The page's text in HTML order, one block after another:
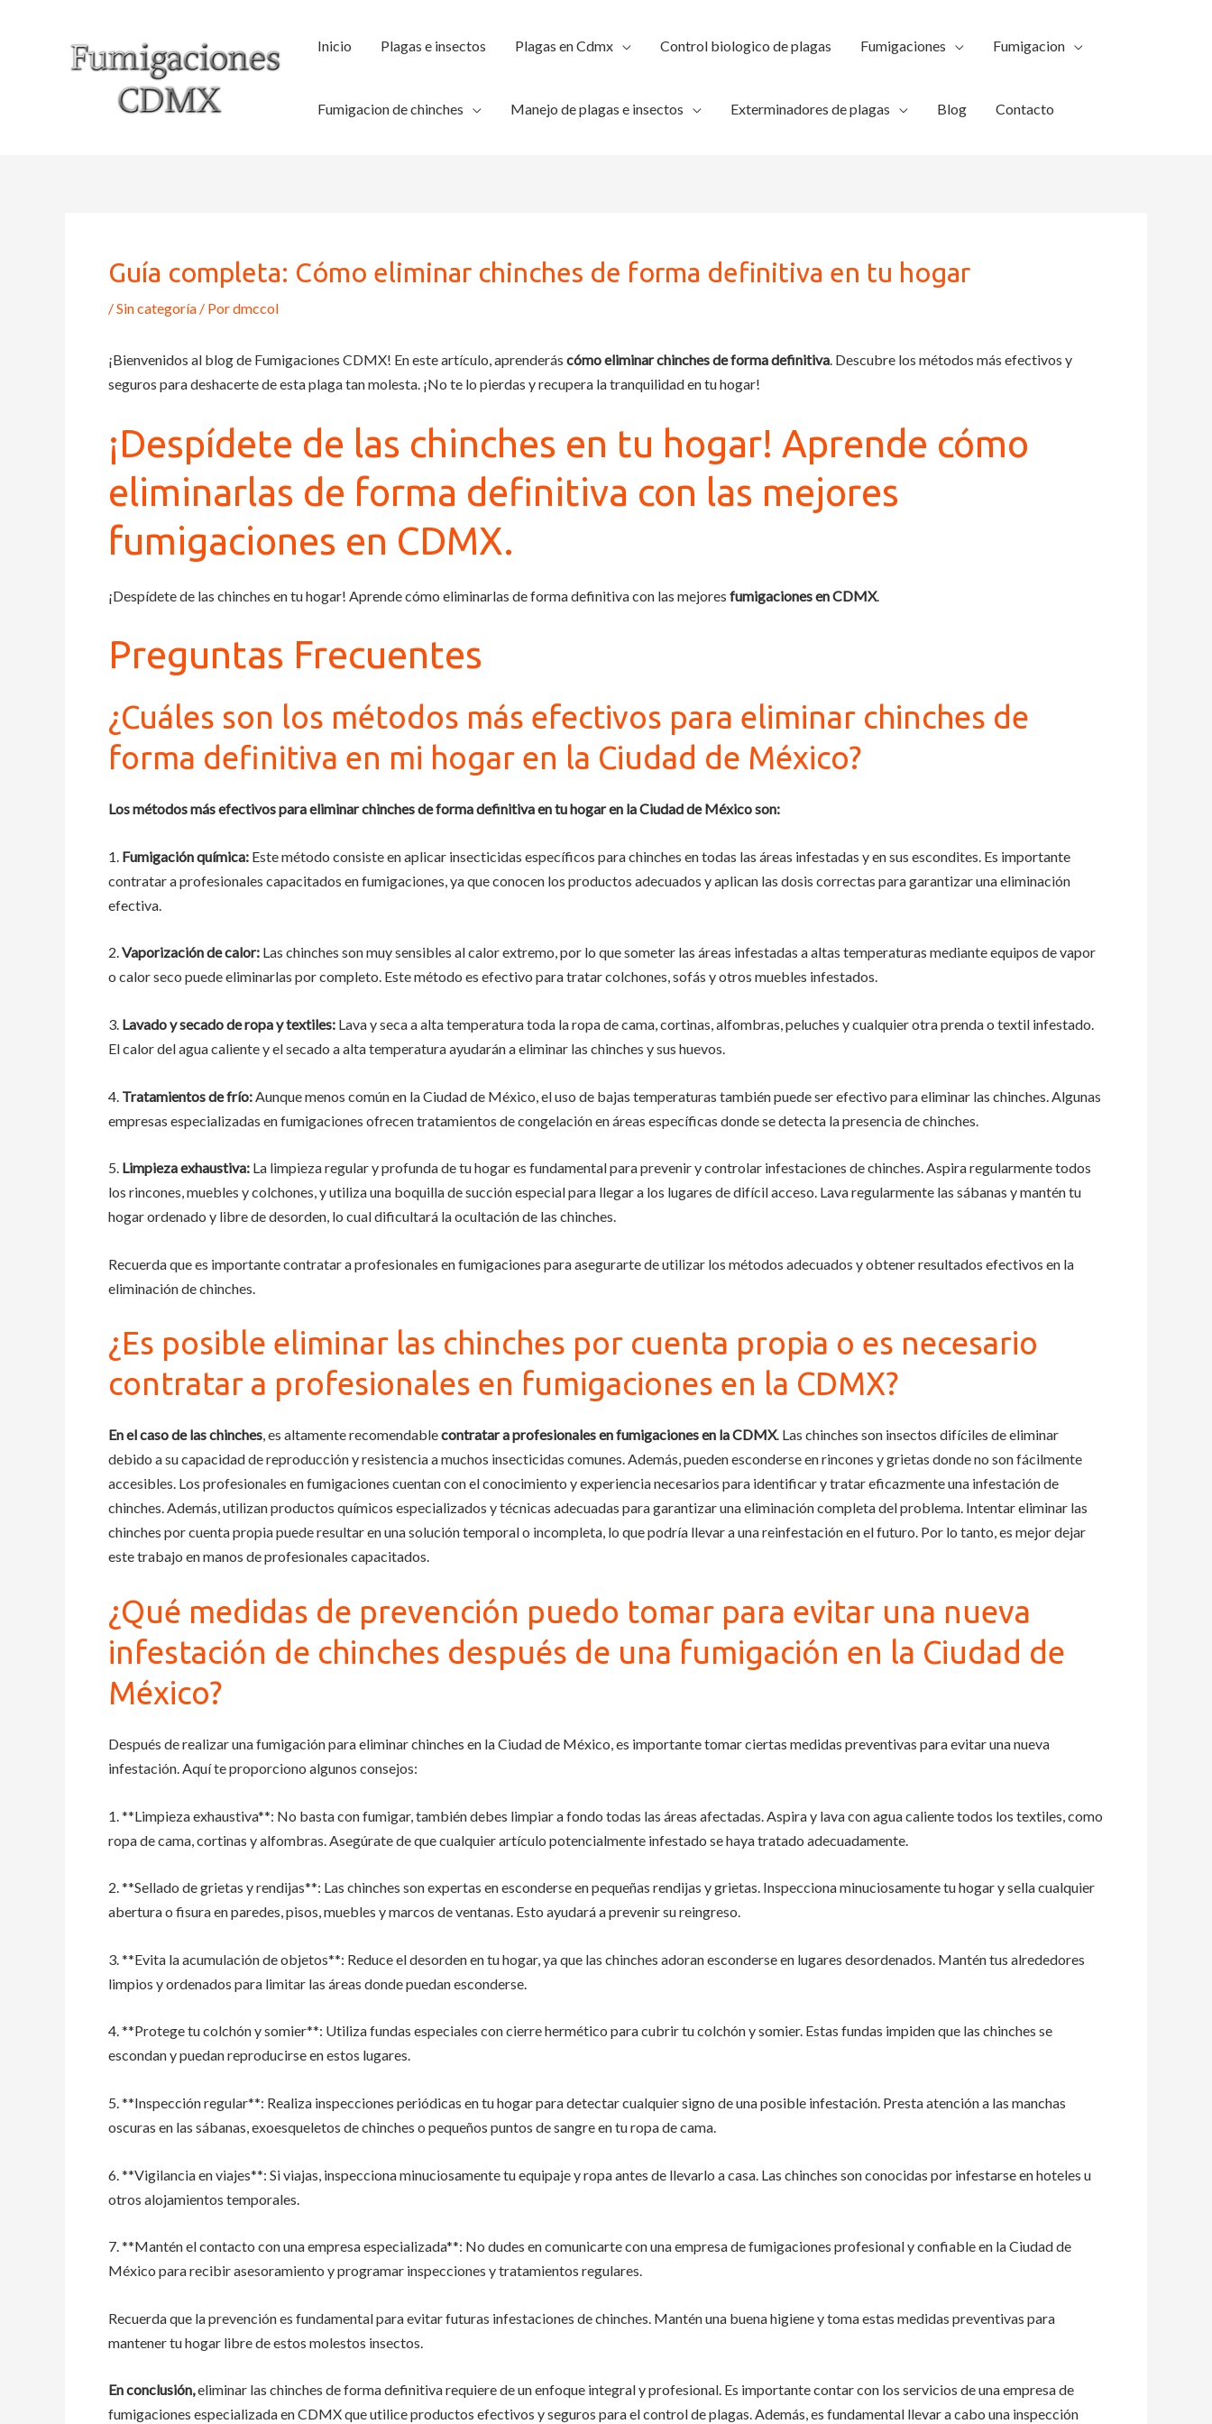
Inicio Plagas e insectos Plagas en Cdmx Control biologico de plagas Fumigaciones Fumigacion
Fumigacion de chinches Manejo de plagas e insectos Exterminadores de plagas Blog Contacto
Guía completa: Cómo eliminar chinches de forma definitiva en tu hogar
/Sin categoría / Pordmccol
¡Bienvenidos al blog de Fumigaciones CDMX! En este artículo, aprenderás cómo eliminar chinches de forma definitiva. Descubre los métodos más efectivos y
seguros para deshacerte de esta plaga tan molesta. ¡No te lo pierdas y recupera la tranquilidad en tu hogar!
¡Despídete de las chinches en tu hogar! Aprende cómo
eliminarlas de forma definitiva con las mejores
fumigaciones en CDMX.
¡Despídete de las chinches en tu hogar! Aprende cómo eliminarlas de forma definitiva con las mejores fumigaciones en CDMX.
Preguntas Frecuentes
¿Cuáles son los métodos más efectivos para eliminar chinches de
forma definitiva en mi hogar en la Ciudad de México?
Los métodos más efectivos para eliminar chinches de forma definitiva en tu hogar en la Ciudad de México son:
1. Fumigación química: Este método consiste en aplicar insecticidas específicos para chinches en todas las áreas infestadas y en sus escondites. Es importante
contratar a profesionales capacitados en fumigaciones, ya que conocen los productos adecuados y aplican las dosis correctas para garantizar una eliminación
efectiva.
2.Vaporización de calor: Las chinches son muy sensibles al calor extremo, por lo que someter las áreas infestadas a altas temperaturas mediante equipos de vapor
o calor seco puede eliminarlas por completo. Este método es efectivo para tratar colchones, sofás y otros muebles infestados.
3. Lavado y secado de ropa y textiles: Lava y seca a alta temperatura toda la ropa de cama, cortinas, alfombras, peluches y cualquier otra prenda o textil infestado.
El calor del agua caliente y el secado a alta temperatura ayudarán a eliminar las chinches y sus huevos.
4. Tratamientos de frío: Aunque menos común en la Ciudad de México, el uso de bajas temperaturas también puede ser efectivo para eliminar las chinches. Algunas
empresas especializadas en fumigaciones ofrecen tratamientos de congelación en áreas específicas donde se detecta la presencia de chinches.
5. Limpieza exhaustiva: La limpieza regular y profunda de tu hogar es fundamental para prevenir y controlar infestaciones de chinches. Aspira regularmente todos
los rincones, muebles y colchones, y utiliza una boquilla de succión especial para llegar a los lugares de difícil acceso. Lava regularmente las sábanas y mantén tu
hogar ordenado y libre de desorden, lo cual dificultará la ocultación de las chinches.
Recuerda que es importante contratar a profesionales en fumigaciones para asegurarte de utilizar los métodos adecuados y obtener resultados efectivos en la
eliminación de chinches.
¿Es posible eliminar las chinches por cuenta propia o es necesario
contratar a profesionales en fumigaciones en la CDMX?
En el caso de las chinches, es altamente recomendablecontratar a profesionales en fumigaciones en la CDMX. Las chinches son insectos difíciles de eliminar
debido a su capacidad de reproducción y resistencia a muchos insecticidas comunes. Además, pueden esconderse en rincones y grietas donde no son fácilmente
accesibles. Los profesionales en fumigaciones cuentan con el conocimiento y experiencia necesarios para identificar y tratar eficazmente una infestación de
chinches. Además, utilizan productos químicos especializados y técnicas adecuadas para garantizar una eliminación completa del problema. Intentar eliminar las
chinches por cuenta propia puede resultar en una solución temporal o incompleta, lo que podría llevar a una reinfestación en el futuro. Por lo tanto, es mejor dejar
este trabajo en manos de profesionales capacitados.
¿Qué medidas de prevención puedo tomar para evitar una nueva
infestación de chinches después de una fumigación en la Ciudad de
México?
Después de realizar una fumigación para eliminar chinches en la Ciudad de México, es importante tomar ciertas medidas preventivas para evitar una nueva
infestación. Aquí te proporciono algunos consejos:
1. **Limpieza exhaustiva**: No basta con fumigar, también debes limpiar a fondo todas las áreas afectadas. Aspira y lava con agua caliente todos los textiles, como
ropa de cama, cortinas y alfombras. Asegúrate de que cualquier artículo potencialmente infestado se haya tratado adecuadamente.
2. **Sellado de grietas y rendijas**: Las chinches son expertas en esconderse en pequeñas rendijas y grietas. Inspecciona minuciosamente tu hogar y sella cualquier
abertura o fisura en paredes, pisos, muebles y marcos de ventanas. Esto ayudará a prevenir su reingreso.
3. **Evita la acumulación de objetos**: Reduce el desorden en tu hogar, ya que las chinches adoran esconderse en lugares desordenados. Mantén tus alrededores
limpios y ordenados para limitar las áreas donde puedan esconderse.
4. **Protege tu colchón y somier**: Utiliza fundas especiales con cierre hermético para cubrir tu colchón y somier. Estas fundas impiden que las chinches se
escondan y puedan reproducirse en estos lugares.
5. **Inspección regular**: Realiza inspecciones periódicas en tu hogar para detectar cualquier signo de una posible infestación. Presta atención a las manchas
oscuras en las sábanas, exoesqueletos de chinches o pequeños puntos de sangre en tu ropa de cama.
6. **Vigilancia en viajes**: Si viajas, inspecciona minuciosamente tu equipaje y ropa antes de llevarlo a casa. Las chinches son conocidas por infestarse en hoteles u
otros alojamientos temporales.
7. **Mantén el contacto con una empresa especializada**: No dudes en comunicarte con una empresa de fumigaciones profesional y confiable en la Ciudad de
México para recibir asesoramiento y programar inspecciones y tratamientos regulares.
Recuerda que la prevención es fundamental para evitar futuras infestaciones de chinches. Mantén una buena higiene y toma estas medidas preventivas para
mantener tu hogar libre de estos molestos insectos.
En conclusión,eliminar las chinches de forma definitiva requiere de un enfoque integral y profesional. Es importante contar con los servicios de una empresa de
fumigaciones especializada en CDMX que utilice productos efectivos y seguros para el control de plagas. Además, es fundamental llevar a cabo una inspección